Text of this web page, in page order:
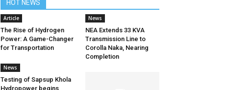
HOT NEWS
Article
The Rise of Hydrogen
Power: A Game-Changer
for Transportation
News
NEA Extends 33 KVA
Transmission Line to
Corolla Naka, Nearing
Completion
News
Testing of Sapsup Khola
Hydropower begins